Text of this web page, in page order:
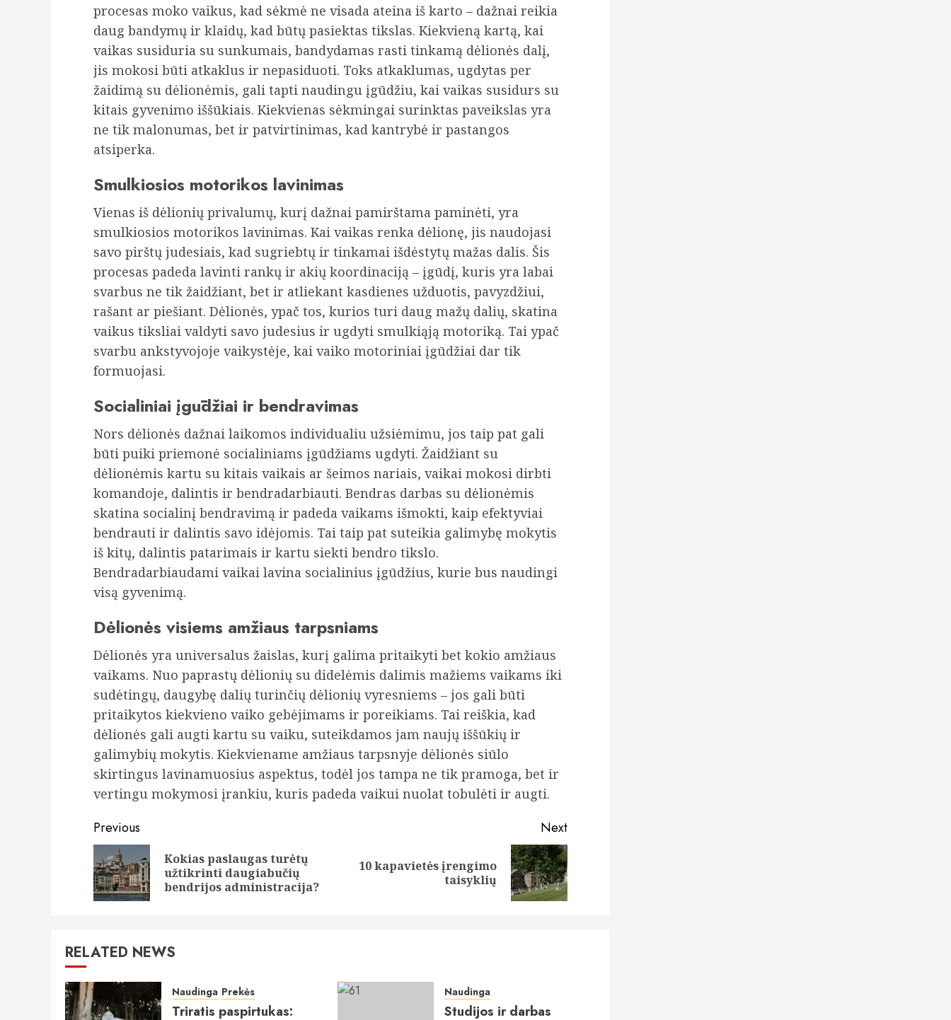
procesas moko vaikus, kad sėkmė ne visada ateina iš karto – dažnai reikia
daug bandymų ir klaidų, kad būtų pasiektas tikslas. Kiekvieną kartą, kai
vaikas susiduria su sunkumais, bandydamas rasti tinkamą dėlionės dalį,
jis mokosi būti atkaklus ir nepasiduoti. Toks atkaklumas, ugdytas per
žaidimą su dėlionėmis, gali tapti naudingu įgūdžiu, kai vaikas susidurs su
kitais gyvenimo iššūkiais. Kiekvienas sėkmingai surinktas paveikslas yra
ne tik malonumas, bet ir patvirtinimas, kad kantrybė ir pastangos
atsiperka.
Smulkiosios motorikos lavinimas
Vienas iš dėlionių privalumų, kurį dažnai pamirštama paminėti, yra
smulkiosios motorikos lavinimas. Kai vaikas renka dėlionę, jis naudojasi
savo pirštų judesiais, kad sugriebtų ir tinkamai išdėstytų mažas dalis. Šis
procesas padeda lavinti rankų ir akių koordinaciją – įgūdį, kuris yra labai
svarbus ne tik žaidžiant, bet ir atliekant kasdienes užduotis, pavyzdžiui,
rašant ar piešiant. Dėlionės, ypač tos, kurios turi daug mažų dalių, skatina
vaikus tiksliai valdyti savo judesius ir ugdyti smulkiąją motoriką. Tai ypač
svarbu ankstyvojoje vaikystėje, kai vaiko motoriniai įgūdžiai dar tik
formuojasi.
Socialiniai įgūdžiai ir bendravimas
Nors dėlionės dažnai laikomos individualiu užsiėmimu, jos taip pat gali
būti puiki priemonė socialiniams įgūdžiams ugdyti. Žaidžiant su
dėlionėmis kartu su kitais vaikais ar šeimos nariais, vaikai mokosi dirbti
komandoje, dalintis ir bendradarbiauti. Bendras darbas su dėlionėmis
skatina socialinį bendravimą ir padeda vaikams išmokti, kaip efektyviai
bendrauti ir dalintis savo idėjomis. Tai taip pat suteikia galimybę mokytis
iš kitų, dalintis patarimais ir kartu siekti bendro tikslo.
Bendradarbiaudami vaikai lavina socialinius įgūdžius, kurie bus naudingi
visą gyvenimą.
Dėlionės visiems amžiaus tarpsniams
Dėlionės yra universalus žaislas, kurį galima pritaikyti bet kokio amžiaus
vaikams. Nuo paprastų dėlionių su didelėmis dalimis mažiems vaikams iki
sudėtingų, daugybę dalių turinčių dėlionių vyresniems – jos gali būti
pritaikytos kiekvieno vaiko gebėjimams ir poreikiams. Tai reiškia, kad
dėlionės gali augti kartu su vaiku, suteikdamos jam naujų iššūkių ir
galimybių mokytis. Kiekviename amžiaus tarpsnyje dėlionės siūlo
skirtingus lavinamuosius aspektus, todėl jos tampa ne tik pramoga, bet ir
vertingu mokymosi įrankiu, kuris padeda vaikui nuolat tobulėti ir augti.
Continue
Reading
Previous
Previous
Kokias paslaugas turėtų
užtikrinti daugiabučių
bendrijos administracija?
Next
10 kapavietės įrengimo
taisyklių
RELATED NEWS
Naudinga Prekės
Triratis paspirtukas:
Naudinga
Studijos ir darbas